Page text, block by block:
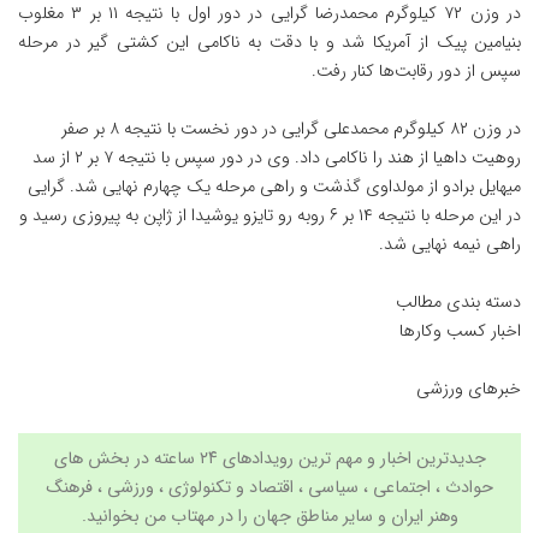
در وزن ۷۲ کیلوگرم محمدرضا گرایی در دور اول با نتیجه ۱۱ بر ۳ مغلوب
بنیامین پیک از آمریکا شد و با دقت به ناکامی این کشتی گیر در مرحله
سپس از دور رقابت‌ها کنار رفت.
در وزن ۸۲ کیلوگرم محمدعلی گرایی در دور نخست با نتیجه ۸ بر صفر
روهیت داهیا از هند را ناکامی داد. وی در دور سپس با نتیجه ۷ بر ۲ از سد
میهایل برادو از مولداوی گذشت و راهی مرحله یک چهارم نهایی شد. گرایی
در این مرحله با نتیجه ۱۴ بر ۶ روبه رو تایزو یوشیدا از ژاپن به پیروزی رسید و
راهی نیمه نهایی شد.
دسته بندی مطالب
اخبار کسب وکارها
خبرهای ورزشی
جدیدترین اخبار و مهم ترین رویدادهای ۲۴ ساعته در بخش های
حوادث ، اجتماعی ، سیاسی ، اقتصاد و تکنولوژی، ورزشی ، فرهنگ
وهنر ایران و سایر مناطق جهان را درمهتاب من بخوانید.